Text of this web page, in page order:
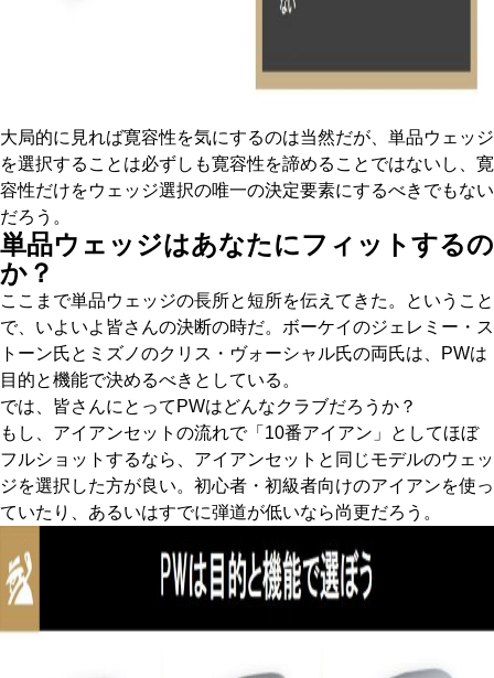
大局的に見れば寛容性を気にするのは当然だが、単品ウェッジ
を選択することは必ずしも寛容性を諦めることではないし、寛
容性だけをウェッジ選択の唯一の決定要素にするべきでもない
だろう。
単品ウェッジはあなたにフィットするの
か？
ここまで単品ウェッジの長所と短所を伝えてきた。ということ
で、いよいよ皆さんの決断の時だ。ボーケイのジェレミー・ス
トーン氏とミズノのクリス・ヴォーシャル氏の両氏は、PWは
目的と機能で決めるべきとしている。
では、皆さんにとってPWはどんなクラブだろうか？
もし、アイアンセットの流れで「10番アイアン」としてほぼ
フルショットするなら、アイアンセットと同じモデルのウェッ
ジを選択した方が良い。初心者・初級者向けのアイアンを使っ
ていたり、あるいはすでに弾道が低いなら尚更だろう。